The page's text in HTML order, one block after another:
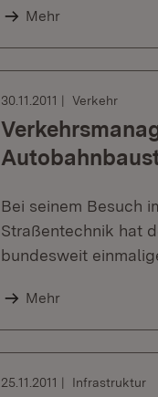
Mehr
30.11.2011 Verkehr
Bei seinem Besuch
Straßentechnik hat
bundesweit
Mehr
25.11.2011 Infrastruktur